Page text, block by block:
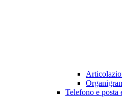
Telefono e posta